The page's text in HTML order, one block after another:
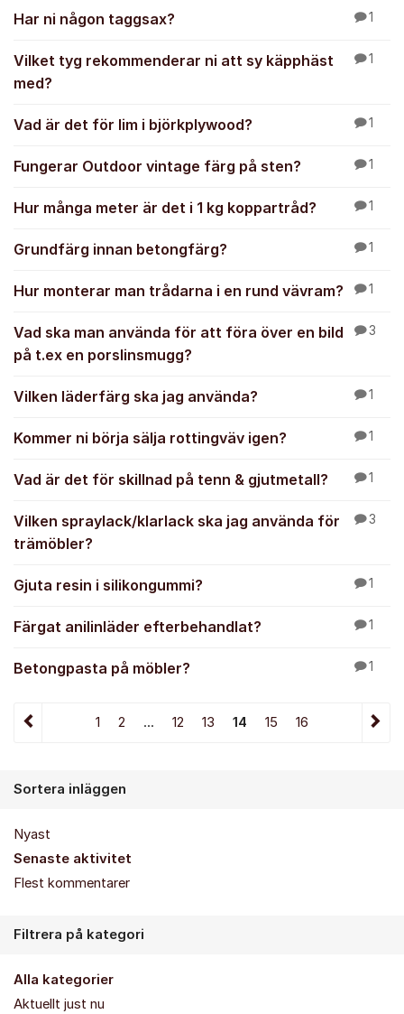
Har ni någon taggsax? 1
Vilket tyg rekommenderar ni att sy käpphäst
med?
1
Vad är det för lim i björkplywood? 1
Fungerar Outdoor vintage färg på sten? 1
Hur många meter är det i 1 kg koppartråd? 1
Grundfärg innan betongfärg? 1
Hur monterar man trådarna i en rund vävram? 1
Vad ska man använda för att föra över en bild
på t.ex en porslinsmugg?
3
Vilken läderfärg ska jag använda? 1
Kommer ni börja sälja rottingväv igen? 1
Vad är det för skillnad på tenn & gjutmetall? 1
Vilken spraylack/klarlack ska jag använda för
trämöbler?
3
Gjuta resin i silikongummi? 1
Färgat anilinläder efterbehandlat? 1
Betongpasta på möbler? 1
1 2 ... 12 13 14 15 16
Sortera inläggen
Nyast
Senaste aktivitet
Flest kommentarer
Filtrera på kategori
Alla kategorier
Aktuellt just nu